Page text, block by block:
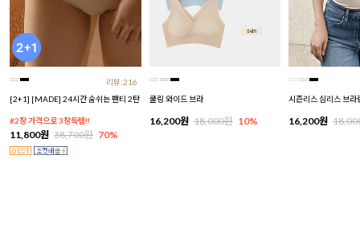
리뷰:216
[2+1] [MADE] 24시간 숨쉬는 팬티 2탄
#2장 가격으로 3장득템!!
11,800원 38,700원 70%
쿨링 와이드 브라
16,200원 18,000원 10%
시즌리스 심리스 브라
16,200원